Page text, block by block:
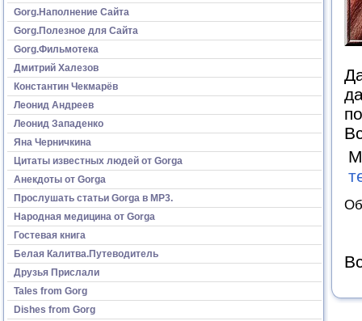
Gorg.Наполнение Сайта
Gorg.Полезное для Сайта
Gorg.Фильмотека
Дмитрий Халезов
Константин Чекмарёв
Леонид Андреев
Леонид Западенко
Яна Черничкина
Цитаты известных людей от Gorga
Анекдоты от Gorga
Прослушать статьи Gorga в МР3.
Народная медицина от Gorga
Гостевая книга
Белая Калитва.Путеводитель
Друзья Прислали
Tales from Gorg
Dishes from Gorg